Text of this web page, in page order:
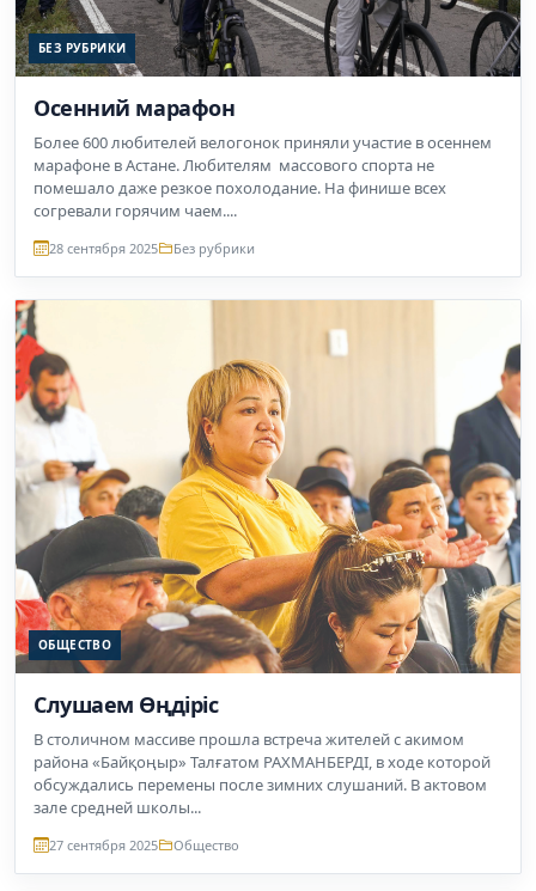
БЕЗ РУБРИКИ
Осенний марафон
Более 600 любителей велогонок приняли участие в осеннем
марафоне в Астане. Любителям массового спорта не
помешало даже резкое похолодание. На финише всех
согревали горячим чаем....
28 сентября 2025 Без рубрики
ОБЩЕСТВО
Слушаем Өңдіріс
В столичном массиве прошла встреча жителей с акимом
района «Байқоңыр» Талғатом РАХМАНБЕРДІ, в ходе которой
обсуждались перемены после зимних слушаний. В актовом
зале средней школы...
27 сентября 2025 Общество